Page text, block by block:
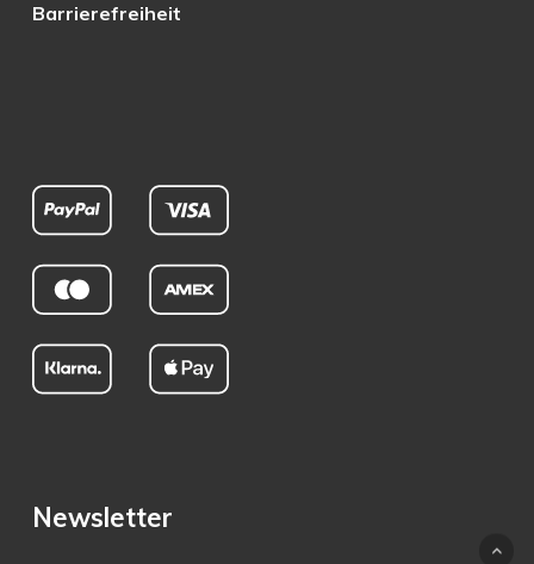
Barrierefreiheit
Newsletter